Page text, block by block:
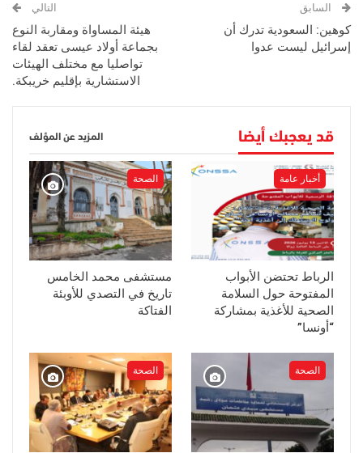
السابق
كوهين: السعودية تدرك أن
إسرائيل ليست عدوا
التالي
هيئة المساواة ومقاربة النوع
بجماعة أولاد عيسى تعقد لقاء
تواصليا مع مختلف الهيئات
الاستشارية بإقليم خريبكة.
قد يعجبك أيضا المزيد عن المؤلف
أخبار عامة
الرباط تحتضن الأبواب
المفتوحة حول السلامة
الصحية للأغذية بمشاركة
“أونسا”
الصحة
مستشفى محمد الخامس
تاريخ في التصدي للأوبئة
الفتاكة
الصحة الصحة